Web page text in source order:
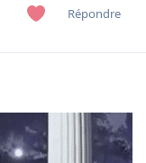
Répondre